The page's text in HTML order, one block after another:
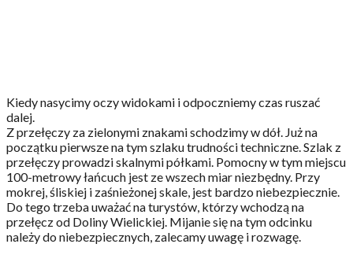
Kiedy nasycimy oczy widokami i odpoczniemy czas ruszać
dalej.
Z przełęczy za zielonymi znakami schodzimy w dół. Już na
początku pierwsze na tym szlaku trudności techniczne. Szlak z
przełęczy prowadzi skalnymi półkami. Pomocny w tym miejscu
100-metrowy łańcuch jest ze wszech miar niezbędny. Przy
mokrej, śliskiej i zaśnieżonej skale, jest bardzo niebezpiecznie.
Do tego trzeba uważać na turystów, którzy wchodzą na
przełęcz od Doliny Wielickiej. Mijanie się na tym odcinku
należy do niebezpiecznych, zalecamy uwagę i rozwagę.